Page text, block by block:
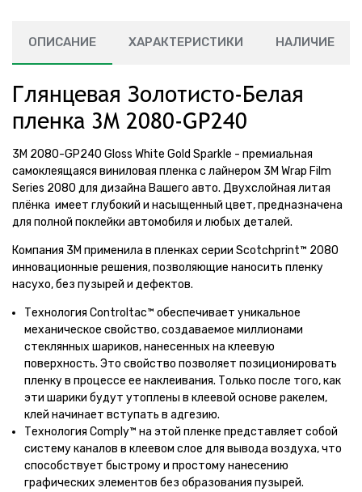
ОПИСАНИЕ ХАРАКТЕРИСТИКИ НАЛИЧИЕ
Глянцевая Золотисто-Белая
пленка 3M 2080-GP240
3M 2080-GP240 Gloss White Gold Sparkle - премиальная
самоклеящаяся виниловая пленка с лайнером 3M Wrap Film
Series 2080 для дизайна Вашего авто. Двухслойная литая
плёнка имеет глубокий и насыщенный цвет, предназначена
для полной поклейки автомобиля и любых деталей.
Компания 3М применила в пленках серии Scotchprint™ 2080
инновационные решения, позволяющие наносить пленку
насухо, без пузырей и дефектов.
Технология Controltac™ обеспечивает уникальное
механическое свойство, создаваемое миллионами
стеклянных шариков, нанесенных на клеевую
поверхность. Это свойство позволяет позиционировать
пленку в процессе ее наклеивания. Только после того, как
эти шарики будут утоплены в клеевой основе ракелем,
клей начинает вступать в адгезию.
Технология Comply™ на этой пленке представляет собой
систему каналов в клеевом слое для вывода воздуха, что
способствует быстрому и простому нанесению
графических элементов без образования пузырей.